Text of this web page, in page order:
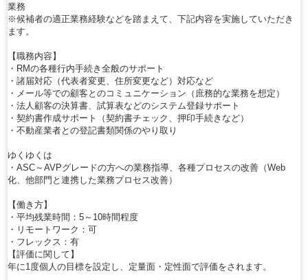
業務
※候補者の適正業務経験などを踏まえて、下記内容を実施していただき
ます。
【職務内容】
・RMの各種行内手続き全般のサポート
・諸届対応（代表者変更、住所変更など）対応など
・メール等での顧客とのコミュニケーション（庶務的な業務を想定）
・法人顧客の決算書、試算表などのシステム登録サポート
・契約書作成サポート（契約書チェック、押印手続きなど）
・不動産業者との登記書類関係のやり取り
ゆくゆくは
・ASC～AVPグレードの方への業務指導、各種プロセスの改善（Web
化、他部門と連携した業務プロセス改善）
【働き方】
・平均残業時間：5～10時間程度
・リモートワーク：可
・フレックス：有
【評価に関して】
年に1度個人の目標を設定し、定量面・定性面で評価をされます。